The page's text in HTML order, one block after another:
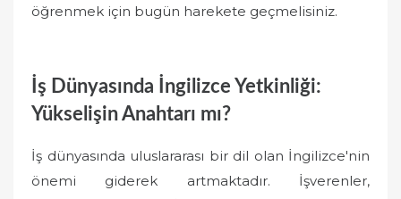
öğrenmek için bugün harekete geçmelisiniz.
İş Dünyasında İngilizce Yetkinliği:
Yükselişin Anahtarı mı?
İş dünyasında uluslararası bir dil olan İngilizce'nin
önemi giderek artmaktadır. İşverenler,